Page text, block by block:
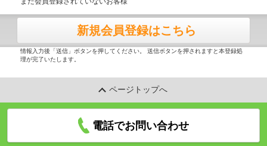
新規会員登録はこちら
情報入力後「送信」ボタンを押してください。 送信ボタンを押されますと本登録処
理が完了いたします。
ページトップへ
電話でお問い合わせ